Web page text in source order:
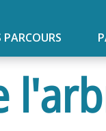
PARCOURS